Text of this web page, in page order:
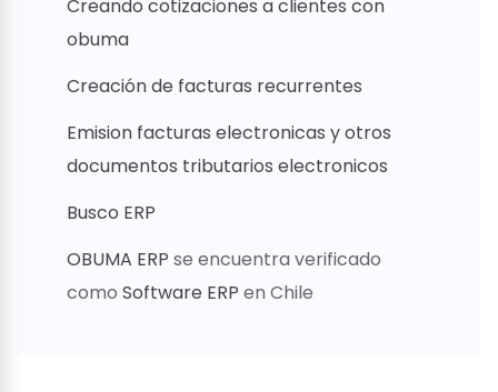
Creando cotizaciones a clientes con
obuma
Creación de facturas recurrentes
Emision facturas electronicas y otros
documentos tributarios electronicos
Busco ERP
OBUMA ERP se encuentra verificado
como Software ERP en Chile